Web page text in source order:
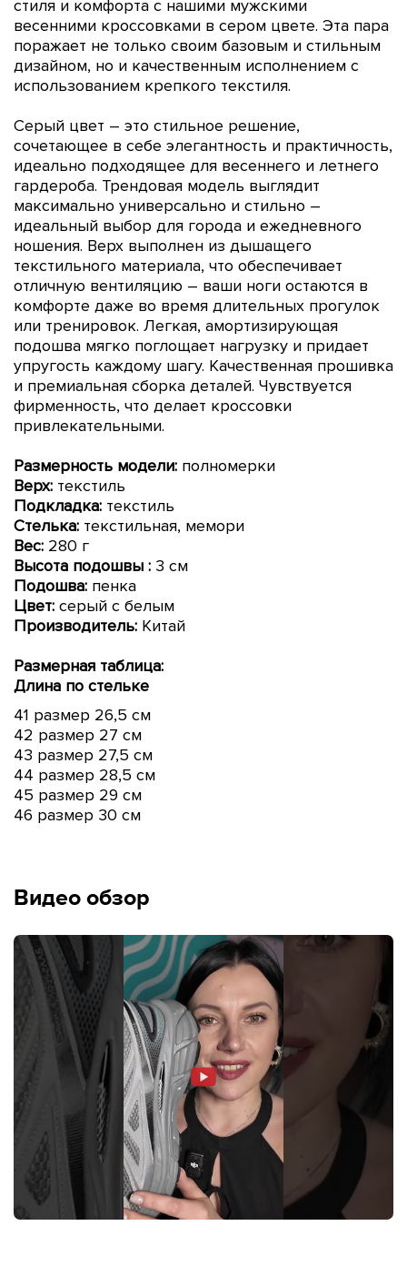
стиля и комфорта с нашими мужскими
весенними кроссовками в сером цвете. Эта пара
поражает не только своим базовым и стильным
дизайном, но и качественным исполнением с
использованием крепкого текстиля.
Серый цвет – это стильное решение,
сочетающее в себе элегантность и практичность,
идеально подходящее для весеннего и летнего
гардероба. Трендовая модель выглядит
максимально универсально и стильно –
идеальный выбор для города и ежедневного
ношения. Верх выполнен из дышащего
текстильного материала, что обеспечивает
отличную вентиляцию – ваши ноги остаются в
комфорте даже во время длительных прогулок
или тренировок. Легкая, амортизирующая
подошва мягко поглощает нагрузку и придает
упругость каждому шагу. Качественная прошивка
и премиальная сборка деталей. Чувствуется
фирменность, что делает кроссовки
привлекательными.
Размерность модели: полномерки
Верх: текстиль
Подкладка: текстиль
Стелька: текстильная, мемори
Вес: 280 г
Высота подошвы : 3 см
Подошва: пенка
Цвет: серый с белым
Производитель: Китай
Размерная таблица:
Длина по стельке
41 размер 26,5 см
42 размер 27 см
43 размер 27,5 см
44 размер 28,5 см
45 размер 29 см
46 размер 30 см
Видео обзор